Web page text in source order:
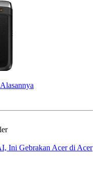
Ini Gebrakan Acer di Acer